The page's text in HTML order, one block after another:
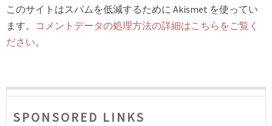
このサイトはスパムを低減するために Akismet を使ってい
ます。 コメントデータの処理方法の詳細はこちらをご覧く
ださい。
SPONSORED LINKS